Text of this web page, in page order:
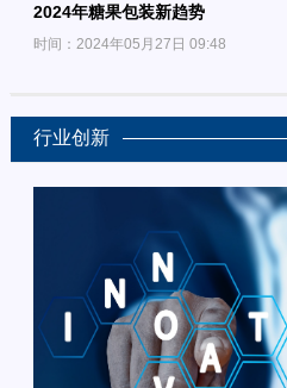
2024年糖果包装新趋势
时间：2024年05月27日 09:48
行业创新